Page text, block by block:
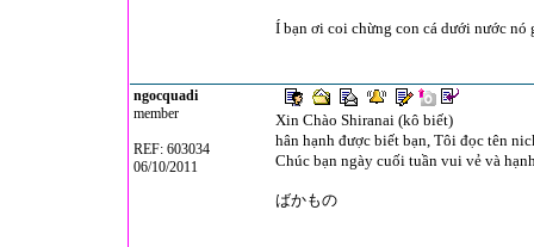
Í bạn ơi coi chừng con cá dưới nước nó
ngocquadi
member
REF: 603034
06/10/2011
Xin Chào Shiranai (kô biết)
hân hạnh được biết bạn, Tôi đọc tên
Chúc bạn ngày cuối tuần vui vẻ và
ばかもの